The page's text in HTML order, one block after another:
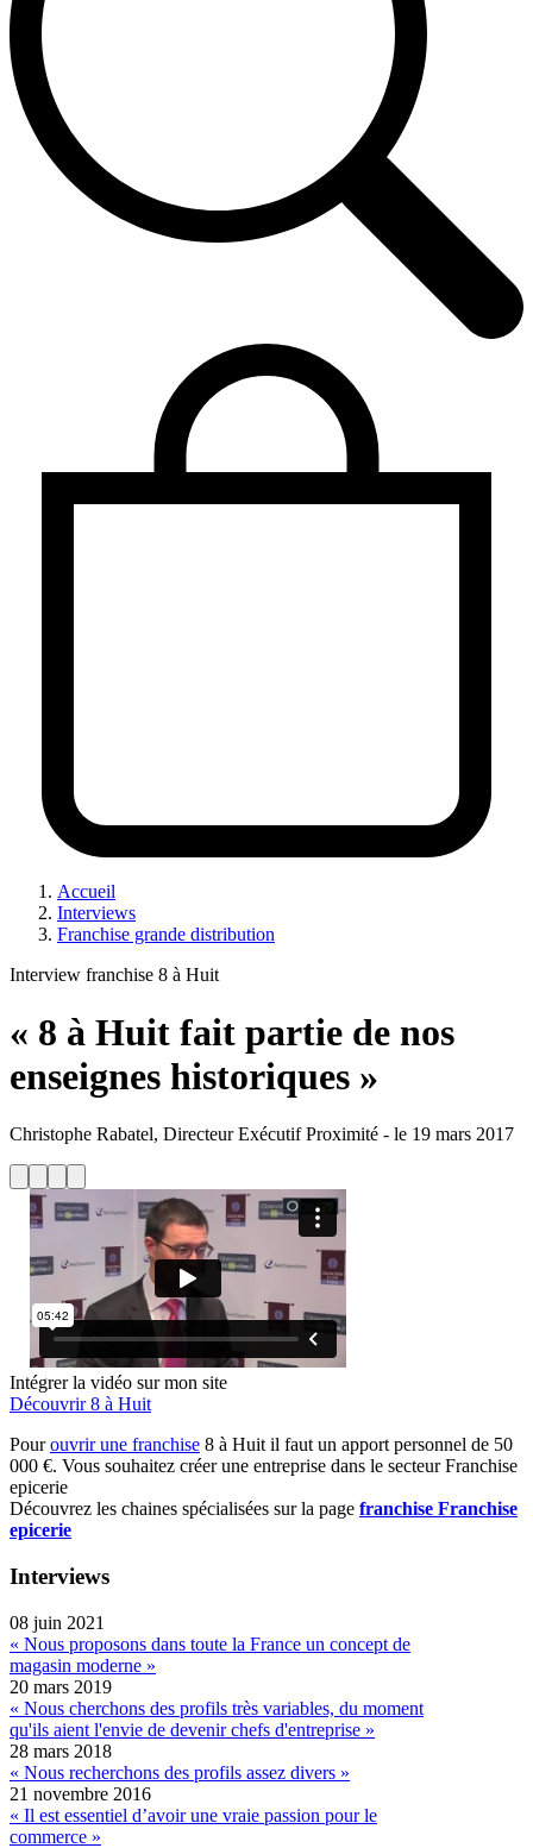
Accueil
Interviews
Franchise grande distribution
Interview franchise 8 à Huit
« 8 à Huit fait partie de nos
enseignes historiques »
Christophe Rabatel, Directeur Exécutif Proximité - le 19 mars 2017
Intégrer la vidéo sur mon site
Découvrir 8 à Huit
Pourouvrir une franchise 8 à Huit il faut un apport personnel de 50
000 €. Vous souhaitez créer une entreprise dans le secteur Franchise
epicerie
Découvrez les chaines spécialisées sur la page franchise Franchise
epicerie
Interviews
08 juin 2021
« Nous proposons dans toute la France un concept de
magasin moderne »
20 mars 2019
« Nous cherchons des profils très variables, du moment
qu'ils aient l'envie de devenir chefs d'entreprise »
28 mars 2018
« Nous recherchons des profils assez divers »
21 novembre 2016
« Il est essentiel d’avoir une vraie passion pour le
commerce »